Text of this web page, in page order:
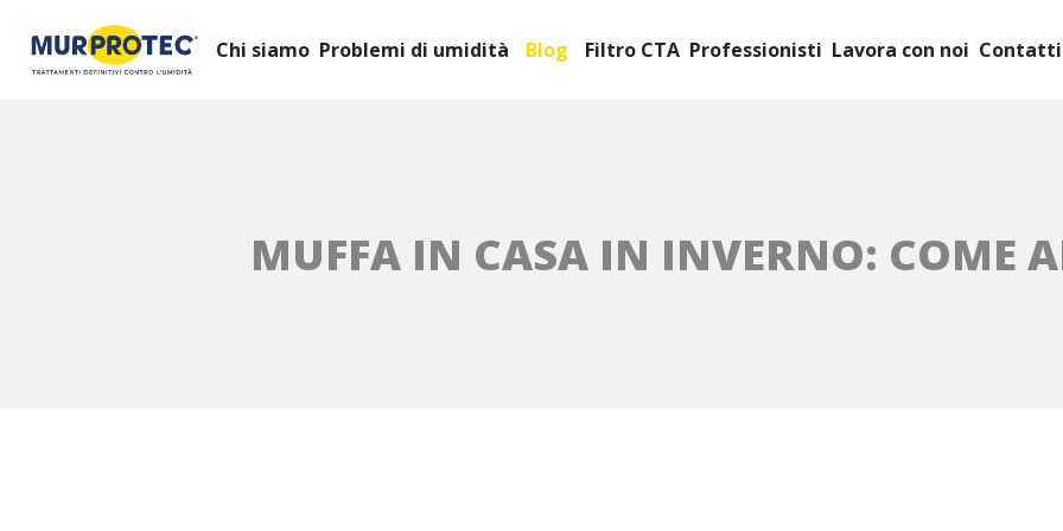
Chi siamo Problemi di umidità Blog Filtro CTA Professionisti Lavora con noi Contatti
MUFFA IN CASA IN INVERNO: COME